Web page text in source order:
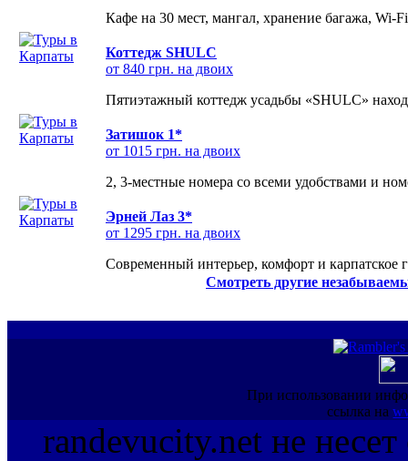
Кафе на 30 мест, мангал, хранение багажа, Wi-
Коттедж SHULC
от 840 грн. на двоих
Пятиэтажный коттедж усадьбы «SHULC»
Затишок 1*
от 1015 грн. на двоих
2, 3-местные номера со всеми удобствами и
Эрней Лаз 3*
от 1295 грн. на двоих
Современный интерьер, комфорт и карпатское
Смотреть другие
При использовании
ссылка на
randevucity.net не несет